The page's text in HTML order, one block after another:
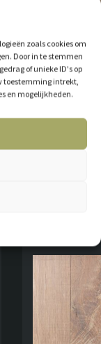
zoals cookies om
Door in te stemmen
of unieke ID's op
toestemming intrekt,
en mogelijkheden.